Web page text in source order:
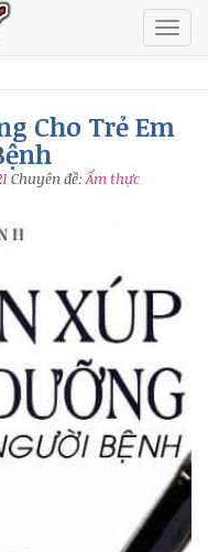
Hiện
menu
Cho Trẻ Em
Chuyên đề:Ẩm thực